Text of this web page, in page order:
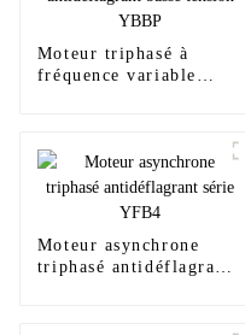
Moteur triphasé à
fréquence variable
Moteur asynchrone
triphasé antidéflagrant